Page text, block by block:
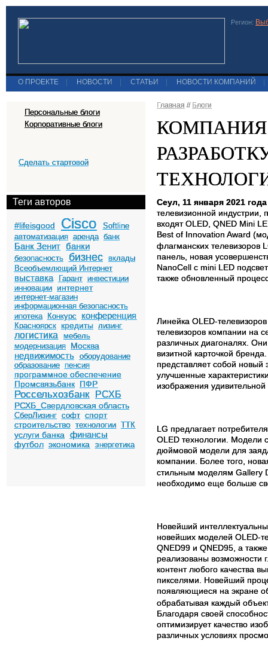
Регион:
О ПРОЕКТЕ НОВОСТИ СТАТЬИ НОВОСТИ КОМПАНИЙ
Персональные блоги
Корпоративные блоги
Сделать стартовой
Теги авторов
#lifeisgood Cisco
Softline
автоматизация аренда банк
Банк Зенит банки
безопасность бизнес
вклады
Всеобъемлющий Интернет
выставка Гарант инвестиции
инновации
интернет
интернет-магазин
информационная безопасность
ипотека
Конкурс конференция
Красноярск кредиты лизинг
логистика
мебель
модернизация
Москва
недвижимость оборудование
образование пенсия
программное обеспечение
Промсвязьбанк ПФР
Россельхозбанк РСХБ
РСХБ_Свердловская область
СберЛизинг софт спорт
строительство технологии ТТК
услуги банка финансы
футбол экономика энергетика
Главная // Блоги
КОМПАНИЯ
Сеул, 11 января 2021
телевизионной индустрии,
входят OLED, QNED Mini
Best of Innovation Award
флагманских телевизоров
панель, новая
NanoCell с mini LED
также обновленный
Линейка OLED-
телевизоров компании на
различных диагоналях.
визитной карточкой
представляет собой новый
улучшенные
изображения удивительной
LG предлагает
OLED технологии. Модели
дюймовой модели для
компании. Более того,
стильным моделям Gallery
необходимо еще больше
Новейший
новейших моделей OLED-
QNED99 и QNED95, а
реализованы возможности
контент любого качества
пикселями. Новейший
появляющиеся на экране
обрабатывая каждый
Благодаря своей
оптимизирует качество
различных условиях